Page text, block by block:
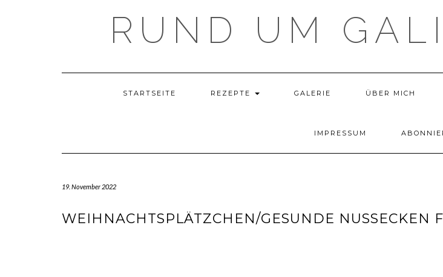
RUND UM
STARTSEITE REZEPTE GALERIE ÜBER MICH
IMPRESSUM
19. November 2022
WEIHNACHTSPLÄTZCHEN/GESUNDE NUSSECKEN